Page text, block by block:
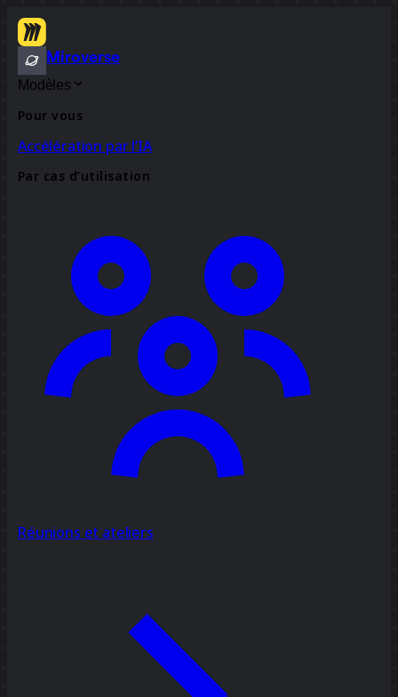
Miroverse
Modèles
Pour vous
Accélération par l’IA
Par cas d’utilisation
Réunions et ateliers